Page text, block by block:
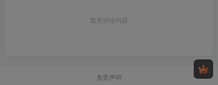
暂无评论内容
免责声明